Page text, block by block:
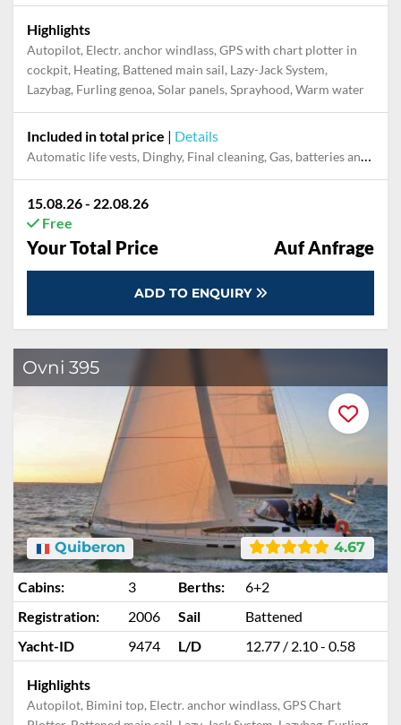
Highlights
Autopilot, Electr. anchor windlass, GPS with chart plotter in
cockpit, Heating, Battened main sail, Lazy-Jack System,
Lazybag, Furling genoa, Solar panels, Sprayhood, Warm water
Included in total price | Details
Automatic life vests, Dinghy, Final cleaning, Gas, batteries and gasoline for outboard, Mooring in home marina during the whole charter, Outboard engine, Pillow, blanket, sheets, duvet cover
15.08.26 - 22.08.26
Free
Your Total Price Auf Anfrage
ADD TO ENQUIRY
Ovni 395
4.67
Quiberon
Cabins: 3 Berths:
6+2
Registration:
2006 Sail
Battened
Yacht-ID
9474 L/D 12.77 / 2.10 - 0.58
Highlights
Autopilot, Bimini top, Electr. anchor windlass, GPS Chart